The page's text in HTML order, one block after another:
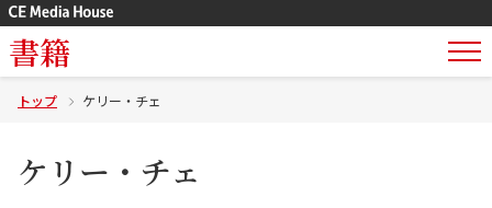
書籍
トップ ケリー・チェ
ケリー・チェ